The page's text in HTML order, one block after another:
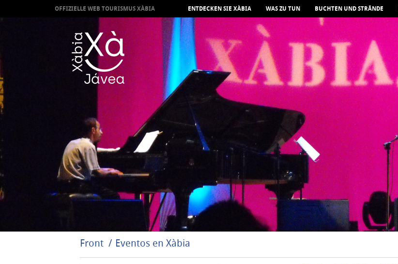
OFFIZIELLE WEB TOURISMUS XÀBIA ENTDECKEN SIE XÀBIA WAS ZU TUN BUCHTEN UND STRÄNDE
Front Eventos en Xàbia